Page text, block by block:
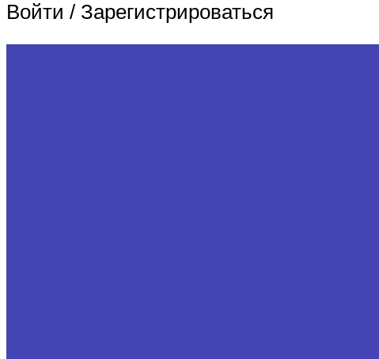
Войти / Зарегистрироваться